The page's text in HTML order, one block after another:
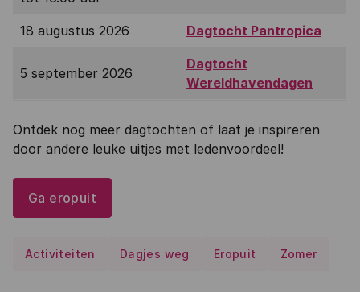
18 augustus 2026 Dagtocht Pantropica
5 september 2026
Dagtocht
Wereldhavendagen
Ontdek nog meer dagtochten of laat je inspireren
door andere leuke uitjes met ledenvoordeel!
Ga eropuit
Activiteiten Dagjes weg Eropuit Zomer